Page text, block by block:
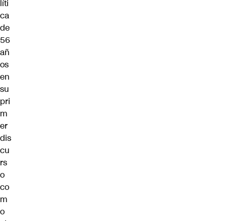
líti
ca
de
56
añ
os
en
su
pri
m
er
dis
cu
rs
o
co
m
o